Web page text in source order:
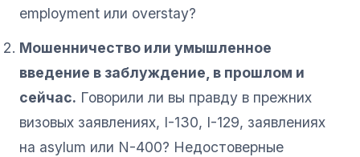
employment или overstay?
Мошенничество или умышленное
введение в заблуждение, в прошлом и
сейчас. Говорили ли вы правду в прежних
визовых заявлениях, I-130, I-129, заявлениях
на asylum или N-400? Недостоверные